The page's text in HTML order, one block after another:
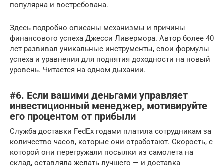
популярна и востребована.
Здесь подробно описаны механизмы и причины
финансового успеха Джесси Ливермора. Автор более 40
лет развивал уникальные инструменты, свои формулы
успеха и уравнения для поднятия доходности на новый
уровень. Читается на одном дыхании.
#6. Если вашими деньгами управляет
инвестиционный менеджер, мотивируйте
его процентом от прибыли
Служба доставки FedEx годами платила сотрудникам за
количество часов, которые они отработают. Скорость, с
которой они перегружали посылки из самолета на
склад, оставляла желать лучшего — и доставка